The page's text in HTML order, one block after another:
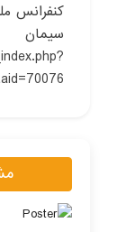
کنفرانس